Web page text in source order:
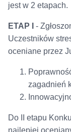
jest w 2 etapach.
ETAP I -
Uczestników
oceniane przez
zagadnień
Do II etapu
najlepiej